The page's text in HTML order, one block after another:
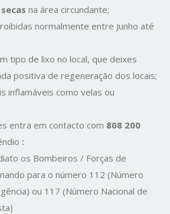
na área circundante;
normalmente entre Junho até
tipo de lixo no local, que deixes
positiva de regeneração dos locais;
inflamáveis como velas ou
entra em contacto com 808 200
:
os Bombeiros / Forças de
para o número 112 (Número
ou 117 (Número Nacional de